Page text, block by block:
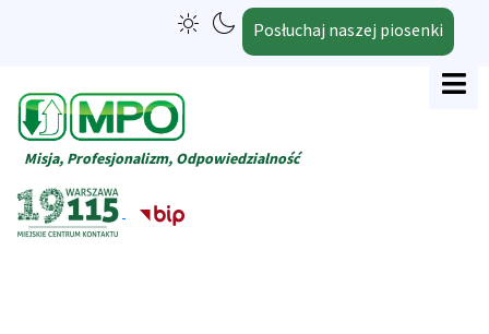
Posłuchaj naszej piosenki
Misja, Profesjonalizm, Odpowiedzialność